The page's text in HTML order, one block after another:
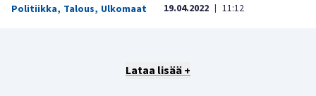
Politiikka, Talous, Ulkomaat 19.04.2022 | 11:12
Lataa lisää +